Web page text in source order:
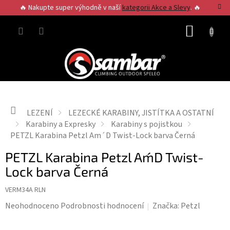
na
obsah
🔥 Nakupte super výhodně v našíkategorii Akce a Slevy. 🔥
Domů
LEZENÍ
LEZECKÉ KARABINY, JISTÍTKA A OSTATNÍ
Karabiny a Expresky
Karabiny s pojistkou
PETZL Karabina Petzl Am´D Twist-Lock barva Černá
PETZL Karabina Petzl Am´D Twist-
Lock barva Černá
VERM34A RLN
Průměrné
Neohodnoceno Podrobnosti hodnocení Značka: Petzl